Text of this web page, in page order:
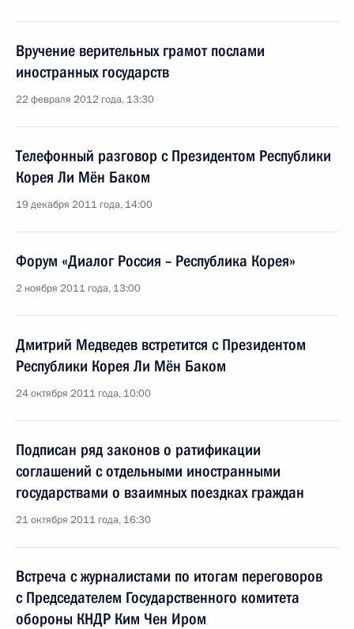
Вручение верительных грамот послами
иностранных государств
22 февраля 2012 года, 13:30
Телефонный разговор с Президентом Республики
Корея Ли Мён Баком
19 декабря 2011 года, 14:00
Форум «Диалог Россия – Республика Корея»
2 ноября 2011 года, 13:00
Дмитрий Медведев встретится с Президентом
Республики Корея Ли Мён Баком
24 октября 2011 года, 10:00
Подписан ряд законов о ратификации
соглашений с отдельными иностранными
государствами о взаимных поездках граждан
21 октября 2011 года, 16:30
Встреча с журналистами по итогам переговоров
с Председателем Государственного комитета
обороны КНДР Ким Чен Иром